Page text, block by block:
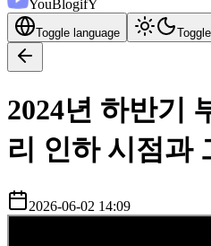
YouBlogifY
Toggle language
2024년 하반기
리 인하 시점과
2026-06-02 14:09